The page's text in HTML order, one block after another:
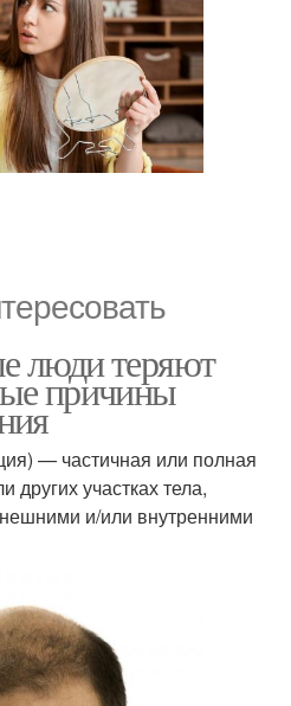
люди теряют
причины
— частичная или полная
других участках тела,
и/или внутренними